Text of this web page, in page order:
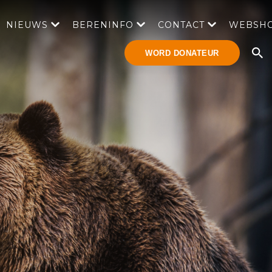
NIEUWS BERENINFO CONTACT
WORD DONATEUR